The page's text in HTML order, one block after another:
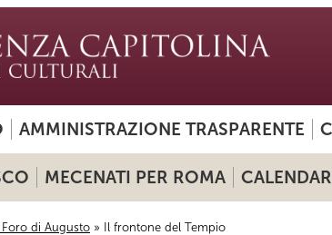
AMMINISTRAZIONE TRASPARENTE
MECENATI PER ROMA
Foro di Augusto » Il frontone del Tempio